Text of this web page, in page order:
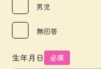
男児
無回答
生年月日 必須